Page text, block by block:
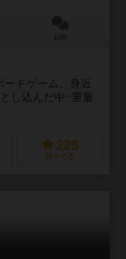
ドゲーム。身近
し込んだ中~重量
228
持ってる